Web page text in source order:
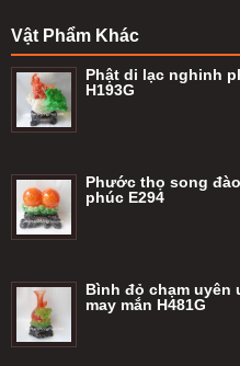
Vật Phẩm Khác
Phật di lạc nghinh
H193G
Phước thọ song
phúc E294
Bình đỏ chạm uyên
may mắn H481G